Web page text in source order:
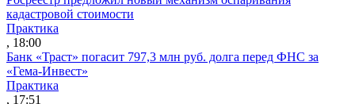
кадастровой стоимости
Практика
, 18:00
Банк «Траст» погасит 797,3 млн руб. долга перед ФНС за
«Гема-Инвест»
Практика
, 17:51